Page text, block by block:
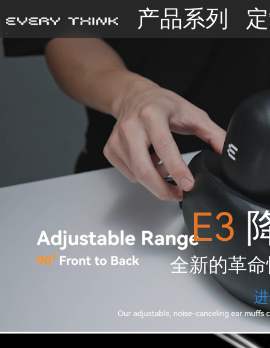
产品系列
E3
全新的革